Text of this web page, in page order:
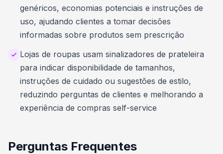
genéricos, economias potenciais e instruções de
uso, ajudando clientes a tomar decisões
informadas sobre produtos sem prescrição
Lojas de roupas usam sinalizadores de prateleira
para indicar disponibilidade de tamanhos,
instruções de cuidado ou sugestões de estilo,
reduzindo perguntas de clientes e melhorando a
experiência de compras self-service
Perguntas Frequentes